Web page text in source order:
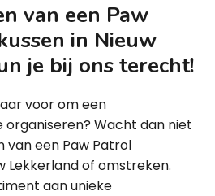
van een Paw
in Nieuw
je bij ons terecht!
voor om een
Wacht dan niet
een Paw Patrol
Lekkerland of omstreken.
aan unieke